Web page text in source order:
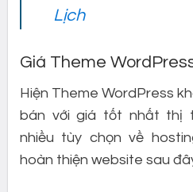
Lịch
Giá Theme
Hiện Theme WordPress
bán với giá tốt nhất thị
nhiều tùy chọn về
hoàn thiện website sau